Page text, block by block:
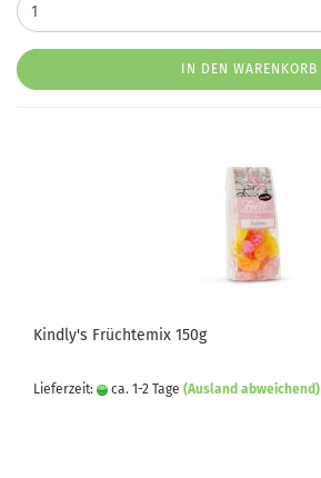
IN DEN WARENKORB
Kindly's Früchtemix 150g
Lieferzeit: ca. 1-2 Tage (Ausland abweichend)